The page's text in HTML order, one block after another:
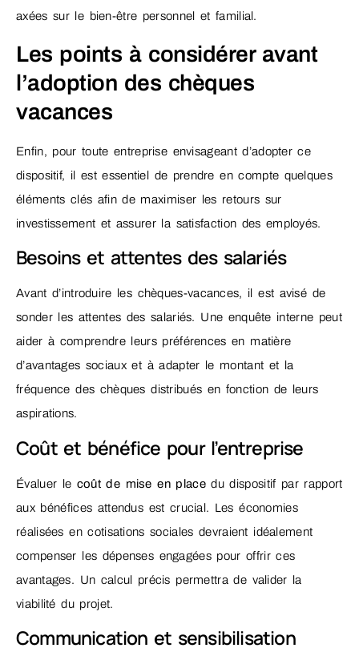
axées sur le bien-être personnel et familial.
Les points à considérer avant
l’adoption des chèques
vacances
Enfin, pour toute entreprise envisageant d’adopter ce
dispositif, il est essentiel de prendre en compte quelques
éléments clés afin de maximiser les retours sur
investissement et assurer la satisfaction des employés.
Besoins et attentes des salariés
Avant d’introduire les chèques-vacances, il est avisé de
sonder les attentes des salariés. Une enquête interne peut
aider à comprendre leurs préférences en matière
d’avantages sociaux et à adapter le montant et la
fréquence des chèques distribués en fonction de leurs
aspirations.
Coût et bénéfice pour l’entreprise
Évaluer le coût de mise en placedu dispositif par rapport
aux bénéfices attendus est crucial. Les économies
réalisées en cotisations sociales devraient idéalement
compenser les dépenses engagées pour offrir ces
avantages. Un calcul précis permettra de valider la
viabilité du projet.
Communication et sensibilisation